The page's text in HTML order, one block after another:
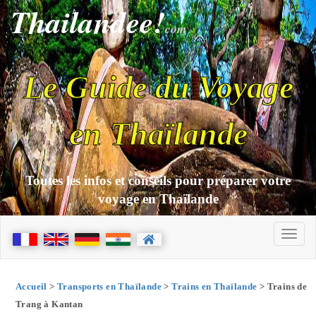
Thailandee!com
Le Guide du Voyage
en Thaïlande
Toutes les infos et conseils pour préparer votre
voyage en Thaïlande
Accueil > Transports en Thaïlande>Trains en Thaïlande > Trains de
Trang à Kantan